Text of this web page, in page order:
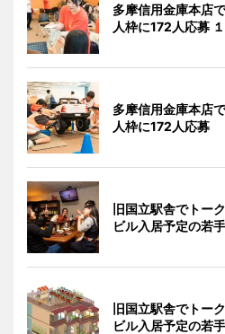
多摩信用金庫本店
人枠に172人応募 １
多摩信用金庫本店
人枠に172人応募
旧国立駅舎でトー
ビル入居予定の若
旧国立駅舎でトー
ビル入居予定の若